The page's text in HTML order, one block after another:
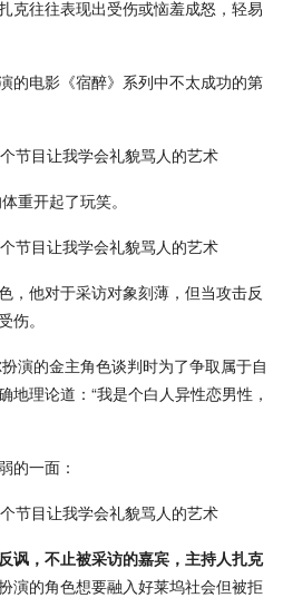
克往往表现出受伤或恼羞成怒，轻易
的电影《宿醉》系列中不太成功的第
重开起了玩笑。
，他对于采访对象刻薄，但当攻击反
伤。
演的金主角色谈判时为了争取属于自
地理论道：“我是个白人异性恋男性，
的一面：
讽，不止被采访的嘉宾，主持人扎克
演的角色想要融入好莱坞社会但被拒